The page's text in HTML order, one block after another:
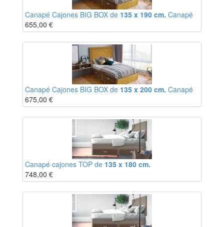
Canapé Cajones BIG BOX de 135 x 190 cm. Canapé
655,00 €
Canapé Cajones BIG BOX de 135 x 200 cm. Canapé
675,00 €
Canapé cajones TOP de 135 x 180 cm.
748,00 €